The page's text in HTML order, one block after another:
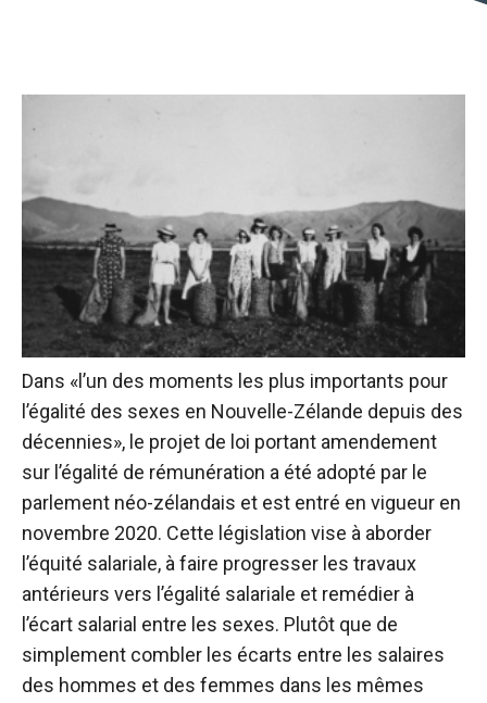
Dans «l’un des moments les plus importants pour
l’égalité des sexes en Nouvelle-Zélande depuis des
décennies», le projet de loi portant amendement
sur l’égalité de rémunération a été adopté par le
parlement néo-zélandais et est entré en vigueur en
novembre 2020. Cette législation vise à aborder
l’équité salariale, à faire progresser les travaux
antérieurs vers l’égalité salariale et remédier à
l’écart salarial entre les sexes. Plutôt que de
simplement combler les écarts entre les salaires
des hommes et des femmes dans les mêmes